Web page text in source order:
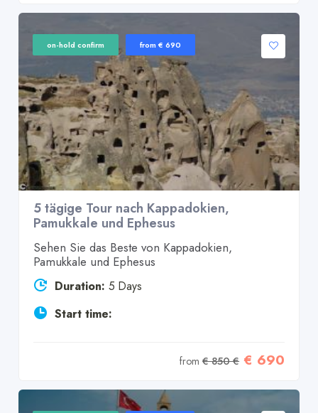
on-hold confirm from € 690
5 tägige Tour nach Kappadokien,
Pamukkale und Ephesus
Sehen Sie das Beste von Kappadokien,
Pamukkale und Ephesus
Duration: 5 Days
Start time:
from€ 850 € € 690